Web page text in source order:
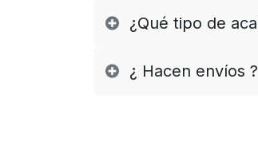
¿Qué tipo de
¿ Hacen envíos ?